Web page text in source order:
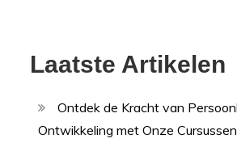
Laatste Artikelen
Ontdek de Kracht van
Ontwikkeling met Onze